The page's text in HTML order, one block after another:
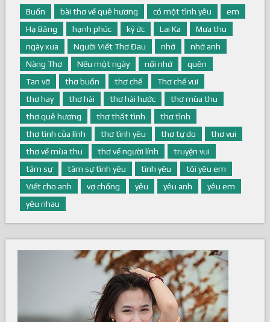
Buồn bài thơ về quê hương có một tình yêu
em
Hạ Băng
hạnh phúc ký ức Lai Ka
Mưa thu
ngày xưa
Người Viết Thơ Đau nhớ
nhớ anh
Nàng Thơ
Nếu một ngày nối nhớ
quên
Tan vỡ
thơ buồn thơ chế
Thơ chế vui
thơ hay
thơ hài thơ hài hước
thơ mùa thu
thơ quê hương
thơ thất tình
thơ tình
thơ tình của lính
thơ tình yêu thơ tự do
thơ vui
thơ về mùa thu
thơ về người lính
truyện vui
tâm sự
tâm sự tình yêu tình yêu
tôi yêu em
Viết cho anh
vợ chồng yêu yêu anh
yêu em
yêu nhau